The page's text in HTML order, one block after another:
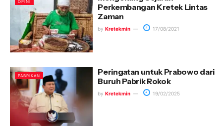
OPINI
Perkembangan Kretek Lintas
Zaman
by Kretekmin 17/08/2021
PABRIKAN
Peringatan untuk Prabowo dari
Buruh Pabrik Rokok
by Kretekmin 19/02/2025